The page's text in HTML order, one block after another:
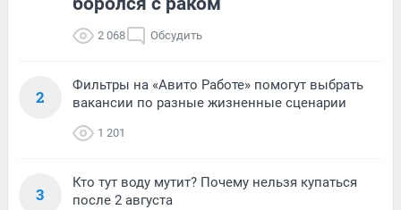
2 068 Обсудить
2
Фильтры на «Авито Работе» помогут выбрать
вакансии по разные жизненные сценарии
1 201
3
Кто тут воду мутит? Почему нельзя купаться
после 2 августа